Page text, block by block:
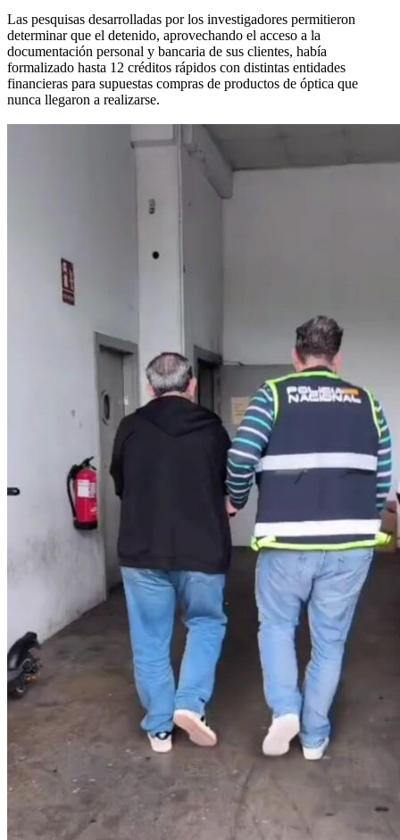
Las pesquisas desarrolladas por los investigadores permitieron
determinar que el detenido, aprovechando el acceso a la
documentación personal y bancaria de sus clientes, había
formalizado hasta 12 créditos rápidos con distintas entidades
financieras para supuestas compras de productos de óptica que
nunca llegaron a realizarse.